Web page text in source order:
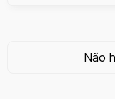
Não